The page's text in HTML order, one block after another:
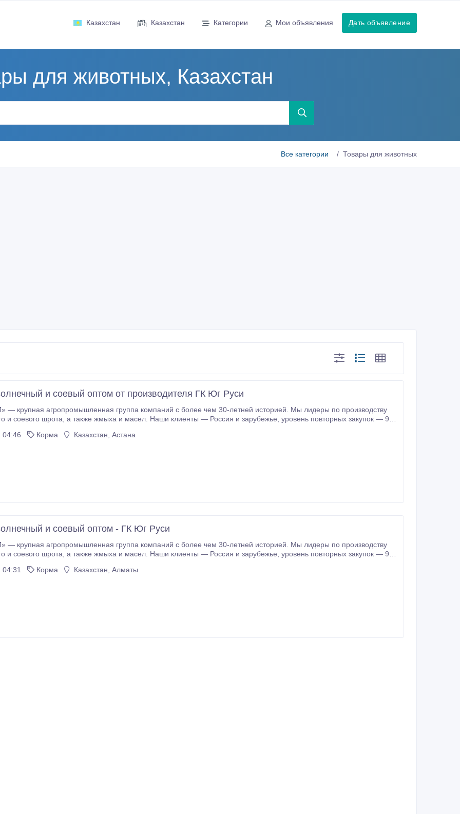
Казахстан Казахстан Категории Мои объявления Дать объявление
для животных, Казахстан
Все категории Товары для животных
и соевый оптом от производителя ГК Юг Руси
— крупная агропромышленная группа компаний с более чем 30-летней историей. Мы лидеры по производству
Наши клиенты — Россия и зарубежье, уровень повторных закупок — 93,
Опыт экспортных поставок в десятки стран * Гибкие условия
04:46 Корма Казахстан, Астана
и соевый оптом - ГК Юг Руси
— крупная агропромышленная группа компаний с более чем 30-летней историей. Мы лидеры по производству
Наши клиенты — Россия и зарубежье, уровень повторных закупок — 93,
Опыт экспортных поставок в десятки стран * Гибкие условия
Корма Казахстан, Алматы